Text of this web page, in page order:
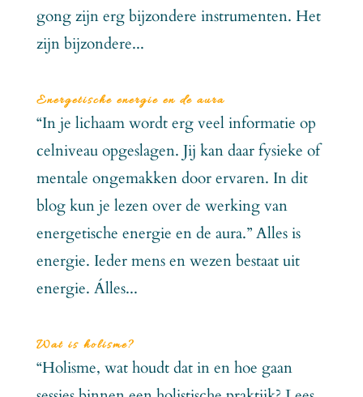
gong zijn erg bijzondere instrumenten. Het
zijn bijzondere...
Energetische energie en de aura
“In je lichaam wordt erg veel informatie op
celniveau opgeslagen. Jij kan daar fysieke of
mentale ongemakken door ervaren. In dit
blog kun je lezen over de werking van
energetische energie en de aura.” Alles is
energie. Ieder mens en wezen bestaat uit
energie. Álles...
Wat is holisme?
“Holisme, wat houdt dat in en hoe gaan